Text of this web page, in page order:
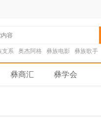
支系 奥杰阿格 彝族电影 彝族歌手
彝商汇 彝学会